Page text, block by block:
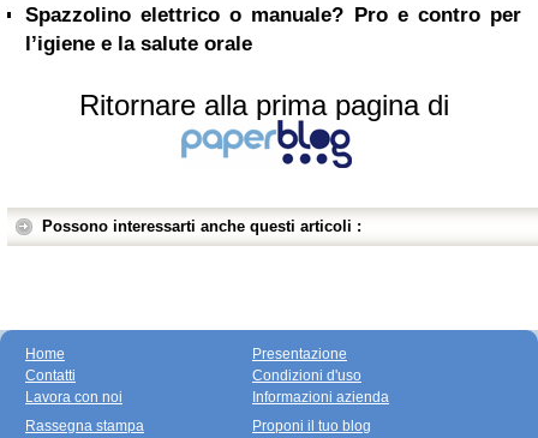
Spazzolino elettrico o manuale? Pro e contro per
l’igiene e la salute orale
Ritornare alla prima pagina di
Possono interessarti anche questi articoli :
Home
Contatti
Lavora con noi
Presentazione
Condizioni d'uso
Informazioni azienda
Rassegna stampa
Proponi il tuo blog